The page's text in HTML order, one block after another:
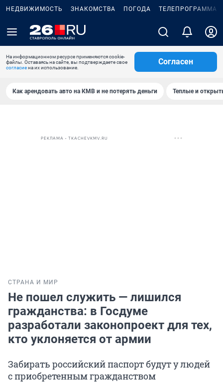
НЕДВИЖИМОСТЬ ЗНАКОМСТВА ПОГОДА ТЕЛЕПРОГРАММА
На информационном ресурсе применяются cookie-
файлы. Оставаясь на сайте, вы подтверждаете свое
согласиена их использование.
Согласен
Как арендовать авто на КМВ и не потерять деньги Теплые и
РЕКЛАМА • TKACHEVKMV.RU
СТРАНА И МИР
Не пошел служить — лишился
гражданства: в Госдуме
разработали законопроект для тех,
кто уклоняется от армии
Забирать российский паспорт будут у людей
с приобретенным гражданством